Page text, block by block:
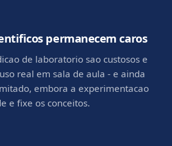
permanecem caros
de laboratorio sao custosos e
real em sala de aula - e ainda
embora a experimentacao
e fixe os conceitos.